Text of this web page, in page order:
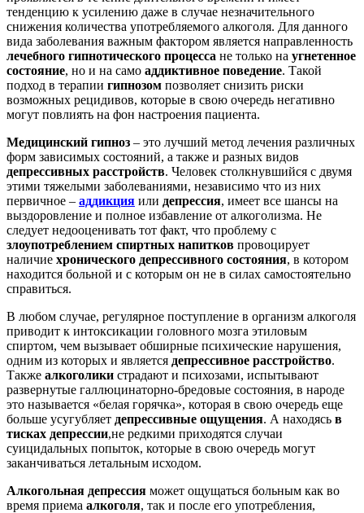
тенденцию к усилению даже в случае незначительного
снижения количества употребляемого алкоголя. Для данного
вида заболевания важным фактором является направленность
лечебного гипнотического процесса не только на угнетенное
состояние, но и на само аддиктивное поведение. Такой
подход в терапии гипнозом позволяет снизить риски
возможных рецидивов, которые в свою очередь негативно
могут повлиять на фон настроения пациента.
Медицинский гипноз – это лучший метод лечения различных
форм зависимых состояний, а также и разных видов
депрессивных расстройств. Человек столкнувшийся с двумя
этими тяжелыми заболеваниями, независимо что из них
первичное – аддикция или депрессия, имеет все шансы на
выздоровление и полное избавление от алкоголизма. Не
следует недооценивать тот факт, что проблему с
злоупотреблением спиртных напитков провоцирует
наличие хронического депрессивного состояния, в котором
находится больной и с которым он не в силах самостоятельно
справиться.
В любом случае, регулярное поступление в организм алкоголя
приводит к интоксикации головного мозга этиловым
спиртом, чем вызывает обширные психические нарушения,
одним из которых и является депрессивное расстройство.
Также алкоголики страдают и психозами, испытывают
развернутые галлюцинаторно-бредовые состояния, в народе
это называется «белая горячка», которая в свою очередь еще
больше усугубляет депрессивные ощущения. А находясь в
тисках депрессии,не редкими приходятся случаи
суицидальных попыток, которые в свою очередь могут
заканчиваться летальным исходом.
Алкогольная депрессия может ощущаться больным как во
время приема алкоголя, так и после его употребления,